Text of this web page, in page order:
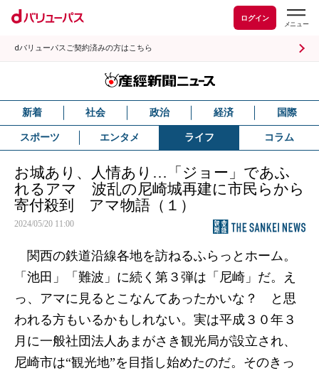
ログイン
dバリューパスご契約済みの方はこちら
新着 社会 政治 経済 国際
スポーツ エンタメ ライフ コラム
お城あり、人情あり…「ジョー」であふ
れるアマ 波乱の尼崎城再建に市民らから
寄付殺到 アマ物語（１）
2024/05/20 11:00
関西の鉄道沿線各地を訪ねるふらっとホーム。
「池田」「難波」に続く第３弾は「尼崎」だ。え
っ、アマに見るとこなんてあったかいな？ と思
われる方もいるかもしれない。実は平成３０年３
月に一般社団法人あまがさき観光局が設立され、
尼崎市は“観光地”を目指し始めたのだ。そのきっ